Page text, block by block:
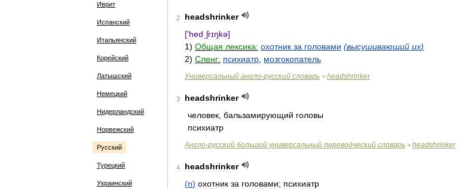
Иврит
Испанский
Итальянский
Корейский
Латышский
Немецкий
Нидерландский
Норвежский
Русский
Турецкий
Украинский
2
headshrinker
['hedˌʃrɪŋkə]
1) Общая лексика: охотник за головами (высушивающий их)
2) Сленг: психиатр мозгокопатель
Универсальный англо-русский словарь > headshrinker
3
headshrinker
человек бальзамирующий головы
психиатр
Англо-русский большой универсальный переводческий словарь > headshrinker
4
headshrinker
(n) охотник за головами; психиатр